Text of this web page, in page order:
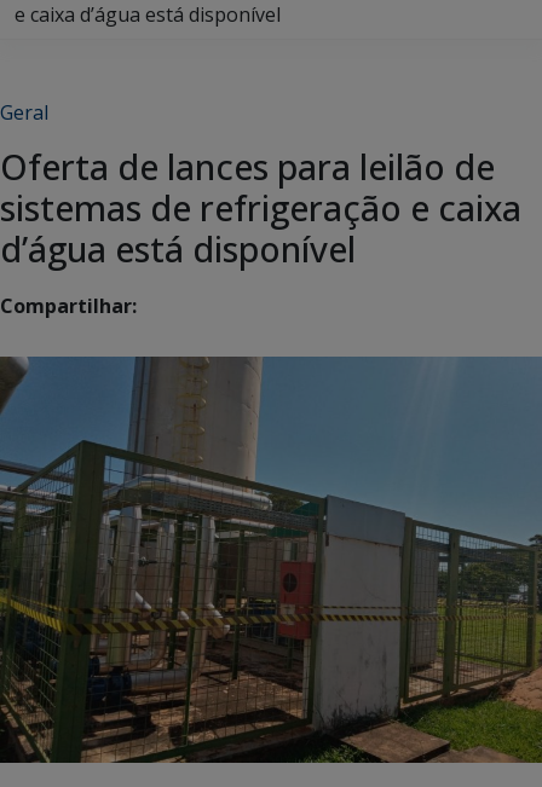
e caixa d’água está disponível
Geral
Oferta de lances para leilão de
sistemas de refrigeração e caixa
d’água está disponível
Compartilhar: